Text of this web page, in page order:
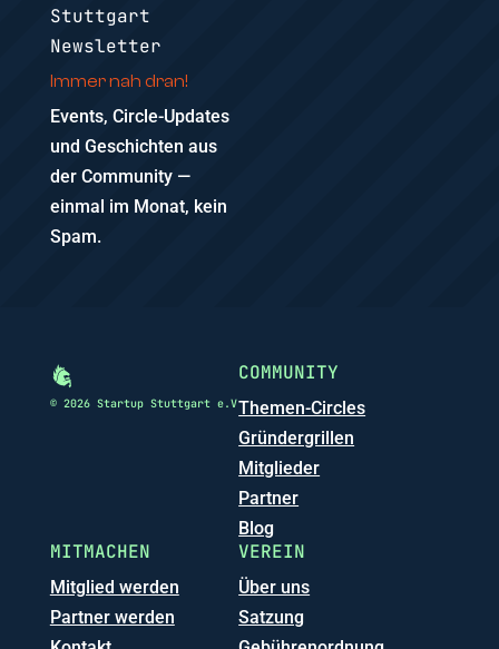
Stuttgart
Newsletter
Immer nah dran!
Events, Circle-Updates
und Geschichten aus
der Community —
einmal im Monat, kein
Spam.
© 2026 Startup Stuttgart e.V
COMMUNITY
Themen-Circles
Gründergrillen
Mitglieder
Partner
Blog
MITMACHEN
Mitglied werden
Partner werden
VEREIN
Über uns
Satzung